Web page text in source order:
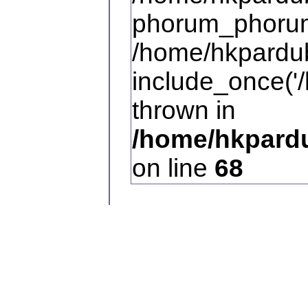
/home/
thrown in
/home/
on line 68